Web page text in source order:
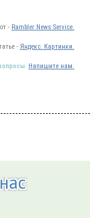
- Rambler News Service.
- Яндекс. Картинки.
Напишите нам.